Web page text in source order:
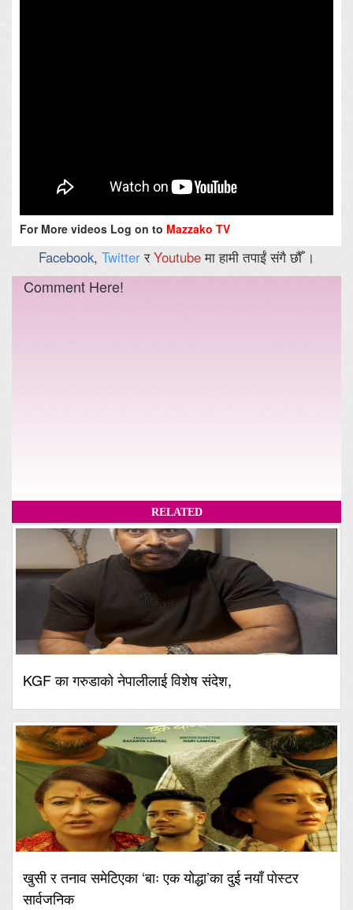
For More videos Log on to Mazzako TV
Facebook, TwitterरYoutubeमा हामी तपाईं संगै छौँ ।
Comment Here!
RELATED
KGF का गरुडाको नेपालीलाई विशेष संदेश,
खुसी र तनाव समेटिएका ‘बाः एक योद्धा’का दुई नयाँ पोस्टर
सार्वजनिक